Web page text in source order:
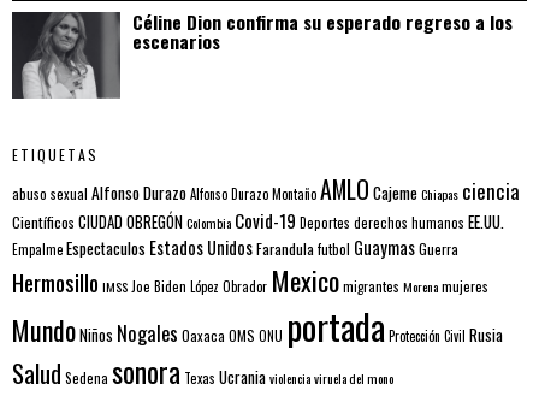
Céline Dion confirma su esperado regreso a los
escenarios
ETIQUETAS
abuso sexual Alfonso DurazoAlfonso Durazo MontañoAMLO CajemeChiapas ciencia
Científicos CIUDAD OBREGÓNColombia Covid-19 Deportes derechos humanos EE.UU.
EmpalmeEspectaculos Estados UnidosFarandulafutbol GuaymasGuerra
Hermosillo IMSS Joe Biden López Obrador Mexicomigrantes Morenamujeres
MundoNiños Nogales Oaxaca OMS ONU portada Protección Civil Rusia
Salud Sedena sonora Texas Ucraniaviolenciaviruela del mono